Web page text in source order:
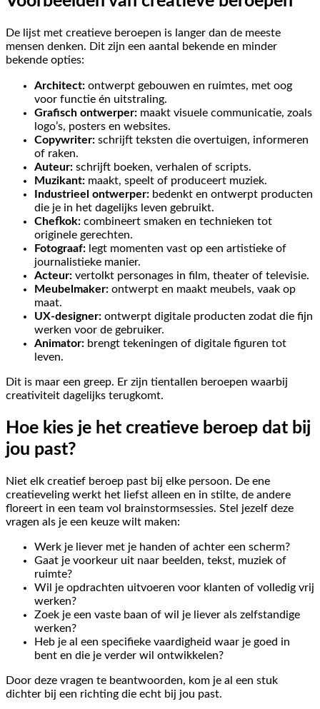
De lijst met creatieve beroepen is langer dan de meeste
mensen denken. Dit zijn een aantal bekende en minder
bekende opties:
Architect: ontwerpt gebouwen en ruimtes, met oog
voor functie én uitstraling.
Grafisch ontwerper: maakt visuele communicatie, zoals
logo’s, posters en websites.
Copywriter: schrijft teksten die overtuigen, informeren
of raken.
Auteur: schrijft boeken, verhalen of scripts.
Muzikant: maakt, speelt of produceert muziek.
Industrieel ontwerper: bedenkt en ontwerpt producten
die je in het dagelijks leven gebruikt.
Chefkok: combineert smaken en technieken tot
originele gerechten.
Fotograaf: legt momenten vast op een artistieke of
journalistieke manier.
Acteur: vertolkt personages in film, theater of televisie.
Meubelmaker: ontwerpt en maakt meubels, vaak op
maat.
UX-designer: ontwerpt digitale producten zodat die fijn
werken voor de gebruiker.
Animator: brengt tekeningen of digitale figuren tot
leven.
Dit is maar een greep. Er zijn tientallen beroepen waarbij
creativiteit dagelijks terugkomt.
Hoe kies je het creatieve beroep dat bij
jou past?
Niet elk creatief beroep past bij elke persoon. De ene
creatieveling werkt het liefst alleen en in stilte, de andere
floreert in een team vol brainstormsessies. Stel jezelf deze
vragen als je een keuze wilt maken:
Werk je liever met je handen of achter een scherm?
Gaat je voorkeur uit naar beelden, tekst, muziek of
ruimte?
Wil je opdrachten uitvoeren voor klanten of volledig vrij
werken?
Zoek je een vaste baan of wil je liever als zelfstandige
werken?
Heb je al een specifieke vaardigheid waar je goed in
bent en die je verder wil ontwikkelen?
Door deze vragen te beantwoorden, kom je al een stuk
dichter bij een richting die echt bij jou past.